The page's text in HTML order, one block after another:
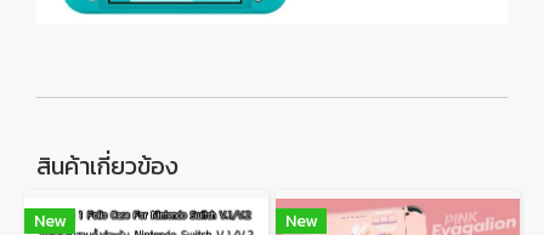
สินค้าเกี่ยวข้อง
New New